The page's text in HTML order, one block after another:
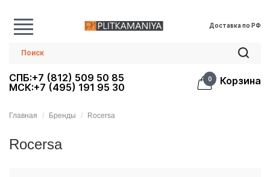
Доставка по РФ
СПБ:+7 (812) 509 50 85
МСК:+7 (495) 191 95 30
0 Корзина
Главная Бренды Rocersa
Rocersa